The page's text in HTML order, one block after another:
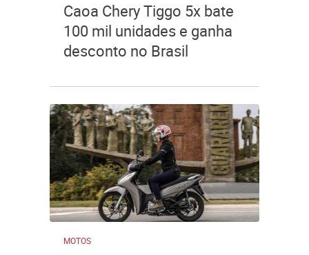
Caoa Chery Tiggo 5x bate
100 mil unidades e ganha
desconto no Brasil
MOTOS